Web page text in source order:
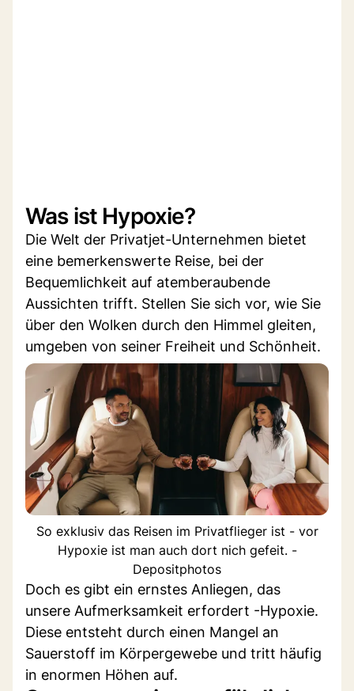
Was ist Hypoxie?
Die Welt der Privatjet-Unternehmen bietet
eine bemerkenswerte Reise, bei der
Bequemlichkeit auf atemberaubende
Aussichten trifft. Stellen Sie sich vor, wie Sie
über den Wolken durch den Himmel gleiten,
umgeben von seiner Freiheit und Schönheit.
So exklusiv das Reisen im Privatflieger ist - vor
Hypoxie ist man auch dort nich gefeit. -
Depositphotos
Doch es gibt ein ernstes Anliegen, das
unsere Aufmerksamkeit erfordert -Hypoxie.
Diese entsteht durch einen Mangel an
Sauerstoff im Körpergewebe und tritt häufig
in enormen Höhen auf.